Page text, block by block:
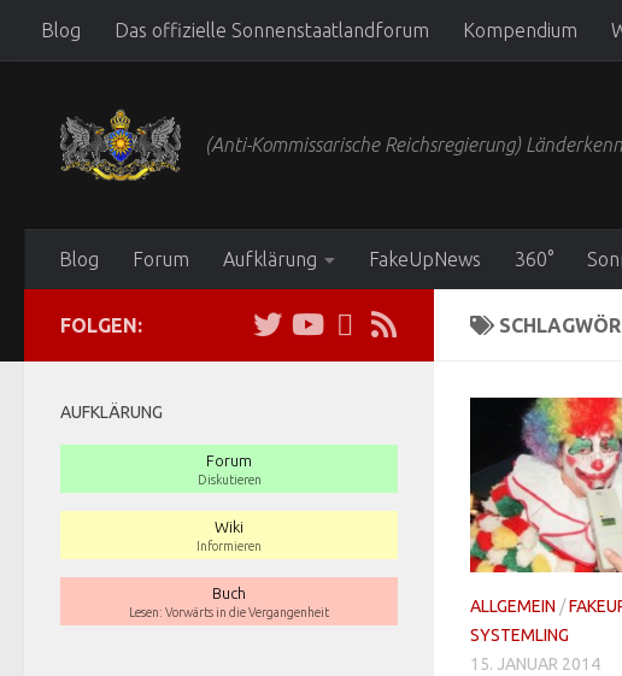
Zum Inhalt springen
Blog Das offizielle Sonnenstaatlandforum Kompendium
(Anti-Kommissarische Reichsregierung)
Blog Forum Aufklärung FakeUpNews 360°
ALLGEMEIN /
SYSTEMLING
15. JANUAR 2014
FOLGEN:
AUFKLÄRUNG
Forum
Diskutieren
Wiki
Informieren
Buch
Lesen: Vorwärts in die Vergangenheit